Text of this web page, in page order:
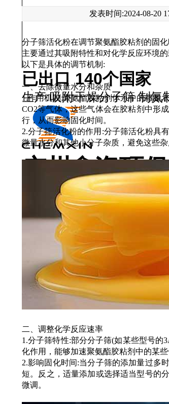
已出口 140个国家
生产:吸附干燥分子筛 制氮
粉
广州鑫瓷环
13533286259
欢迎咨询领样:
发表时间:2024-08-20
分子筛活化粉在调节聚氨酯胶粘剂的固化
主要通过其吸附特性和对化学反应环境的
以下是具体的调节机制 :
一、去除微量水分和杂质
1.作用机制:聚氨酯胶粘剂体系中的微量
CO2等气体，这些气体会在胶粘剂中形
行，从而影响固化时间。
2.分子筛活化粉的作用:分子筛活化粉具
微量水分和其他小分子杂质，避免这些
二、调整化学反应速率
1.分子筛特性:部分分子筛(如某些型号
化作用，能够加速聚氨酯胶粘剂中的某些
2.影响固化时间:当分子筛的添加量过多
短。反之，适量添加或选择适当型号的
微调。